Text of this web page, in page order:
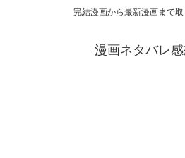
完結漫画から最新漫画まで
漫画ネタバレ